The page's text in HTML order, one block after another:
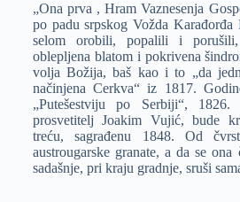
„Ona prva , Hram Vaznesenja
po padu srpskog Vožda Karađorđa
selom orobili, popalili i
oblepljena blatom i pokrivena
volja Božija, baš kao i to „da
načinjena Cerkva“ iz 1817.
„Putešestviju po Serbiji“,
prosvetitelj Joakim Vujić, bude
treću, sagrađenu 1848. Od
austrougarske granate, a da se
sadašnje, pri kraju gradnje, sruši